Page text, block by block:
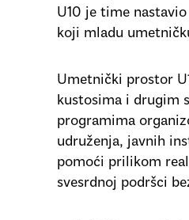
U10 je time
koji mladu
Umetnički prostor
kustosima i drugim
programima
udruženja, javnih
pomoći prilikom
svesrdnoj podršci